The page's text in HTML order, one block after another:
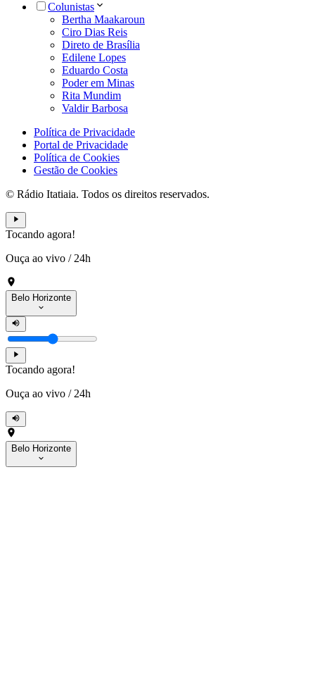
Colunistas
Bertha Maakaroun
Ciro Dias Reis
Direto de Brasília
Edilene Lopes
Eduardo Costa
Poder em Minas
Rita Mundim
Valdir Barbosa
Política de Privacidade
Portal de Privacidade
Política de Cookies
Gestão de Cookies
© Rádio Itatiaia. Todos os direitos reservados.
Tocando agora!
Ouça ao vivo / 24h
Belo Horizonte
Tocando agora!
Ouça ao vivo / 24h
Belo Horizonte